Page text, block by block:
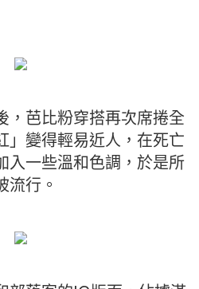
，芭比粉穿搭再次席捲全
」變得輕易近人，在死亡
入一些溫和色調，於是所
流行。